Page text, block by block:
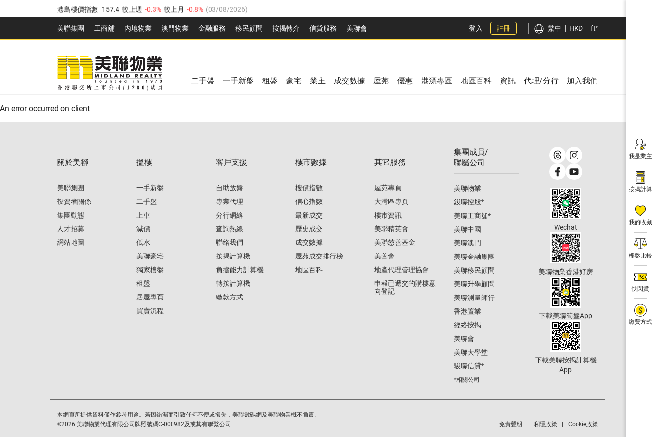
港島樓價指數 157.4 較上週 -0.3% 較上月 -0.8% (03/08/2026)
九龍樓價指數 156.4 較上週 -0.1% 較上月 0.3% (03/08/2026)
新界樓價指數 134.8 較上週 0.1% 較上月 0.9% (03/08/2026)
美聯信心指數 77.1 較上週 0.7% 較上月
美聯集團 工商舖 內地物業 澳門物業 金融服務 移民顧問 按揭轉介 信貸服務 美聯會
全港樓價指數 149.1 較上週 0% 較上月
美聯信心指數 較上週 0.7% 03/08/2026)
登入 註冊 繁中 HKD ft²
我是業主
按揭計算
我的收藏
樓盤比較
快閃賞
繳費方式
二手盤 一手新盤 租盤 豪宅 業主 成交數據 屋苑 優惠 港漂專區 地區百科 資訊 代理/分行 加入我們
An error occurred on client
關於美聯
美聯集團
投資者關係
集團動態
人才招募
網站地圖
搵樓
一手新盤
二手盤
上車
減價
低水
美聯豪宅
獨家樓盤
租盤
居屋專頁
買賣流程
客戶支援
自助放盤
專業代理
分行網絡
查詢熱線
聯絡我們
按揭計算機
負擔能力計算機
轉按計算機
繳款方式
樓市數據
樓價指數
信心指數
最新成交
歷史成交
成交數據
屋苑成交排行榜
地區百科
其它服務
屋苑專頁
大灣區專頁
樓市資訊
美聯精英會
美聯慈善基金
美善會
地產代理管理協會
申報已遞交的購樓意
向登記
集團成員/
聯屬公司
美聯物業
鋑聯控股*
美聯工商舖*
美聯中國
美聯澳門
美聯金融集團
美聯移民顧問
美聯升學顧問
美聯測量師行
香港置業
經絡按揭
美聯會
美聯大學堂
駿聯信貸*
*相關公司
Wechat
美聯物業香港好房
下載美聯筍盤App
下載美聯按揭計算機
App
本網頁所提供資料僅作參考用途。若因錯漏而引致任何不便或損失，美聯數碼網及美聯物業概不負責。
©2026 美聯物業代理有限公司牌照號碼C-000982及或其有聯繫公司 免責聲明 私隱政策 Cookie政策